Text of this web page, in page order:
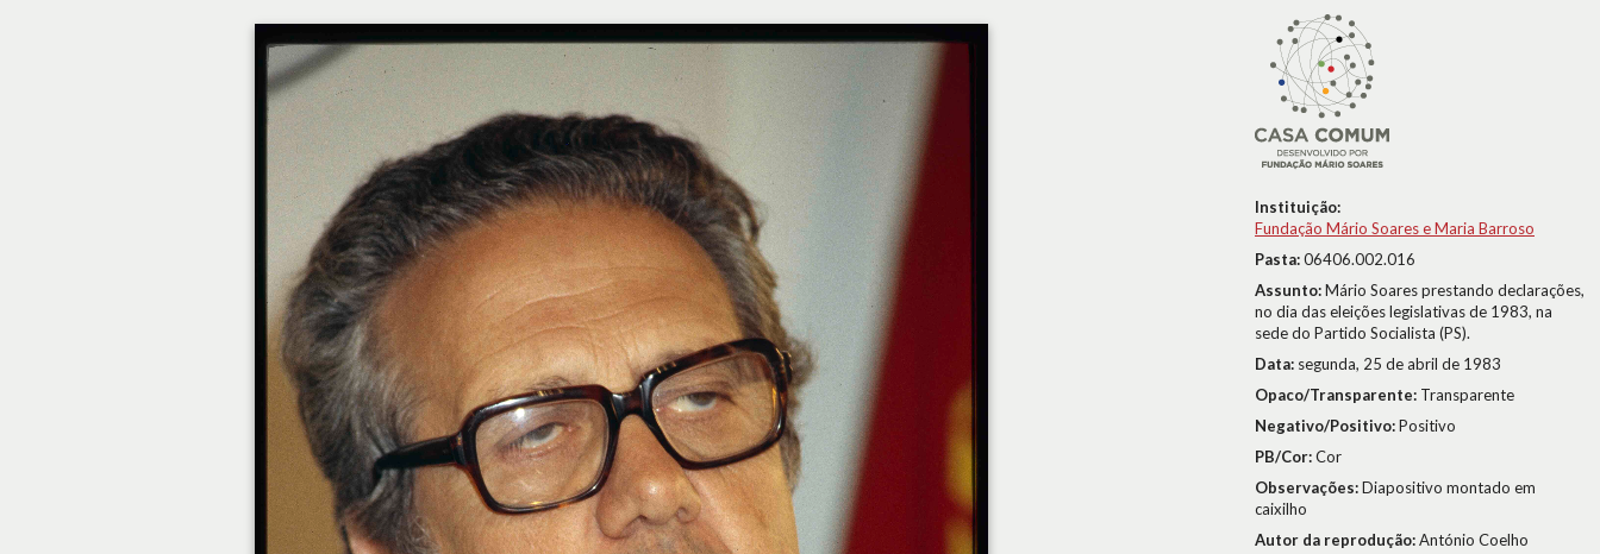
Instituição:
Fundação Mário Soares e Maria Barroso
Pasta:06406.002.016
Assunto:Mário Soares prestando declarações,
no dia das eleições legislativas de 1983, na
sede do Partido Socialista (PS).
Data: segunda, 25 de abril de 1983
Opaco/Transparente: Transparente
Negativo/Positivo:Positivo
PB/Cor:Cor
Observações:Diapositivo montado em
caixilho
Autor da reprodução:António Coelho